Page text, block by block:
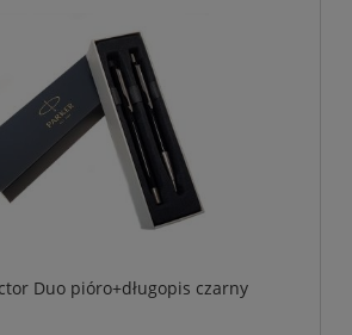
Duo pióro+długopis czarny